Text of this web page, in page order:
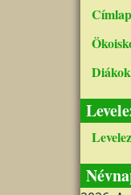
Címlap
Diákok